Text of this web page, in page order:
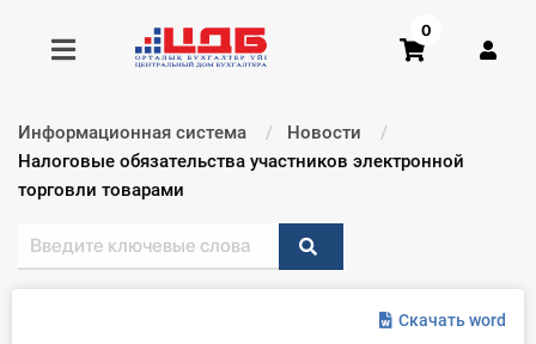
Получить консультацию
Главная ИС
0
Информационная система
Новости
Текущий:
Налоговые обязательства участников электронной
торговли товарами
Скачать word